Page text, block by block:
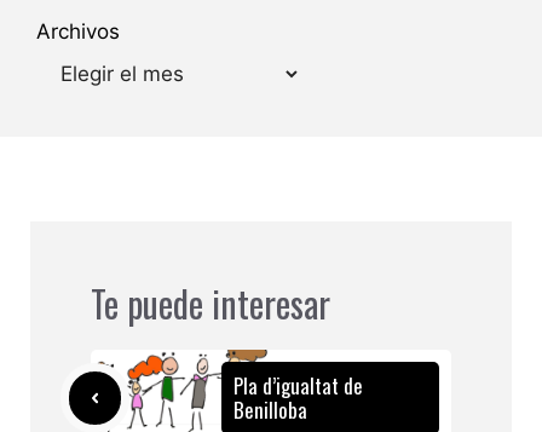
Archivos
Te puede interesar
Pla d’igualtat de
Benilloba